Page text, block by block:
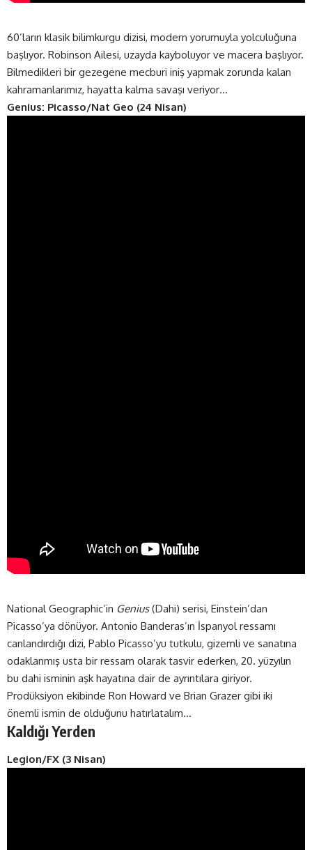
60’ların klasik bilimkurgu dizisi, modern yorumuyla yolculuğuna
başlıyor. Robinson Ailesi, uzayda kayboluyor ve macera başlıyor.
Bilmedikleri bir gezegene mecburi iniş yapmak zorunda kalan
kahramanlarımız, hayatta kalma savaşı veriyor…
Genius: Picasso/Nat Geo (24 Nisan)
National Geographic’in Genius(Dahi) serisi, Einstein’dan
Picasso’ya dönüyor. Antonio Banderas’ın İspanyol ressamı
canlandırdığı dizi, Pablo Picasso’yu tutkulu, gizemli ve sanatına
odaklanmış usta bir ressam olarak tasvir ederken, 20. yüzyılın
bu dahi isminin aşk hayatına dair de ayrıntılara giriyor.
Prodüksiyon ekibinde Ron Howard ve Brian Grazer gibi iki
önemli ismin de olduğunu hatırlatalım…
Kaldığı Yerden
Legion/FX (3 Nisan)